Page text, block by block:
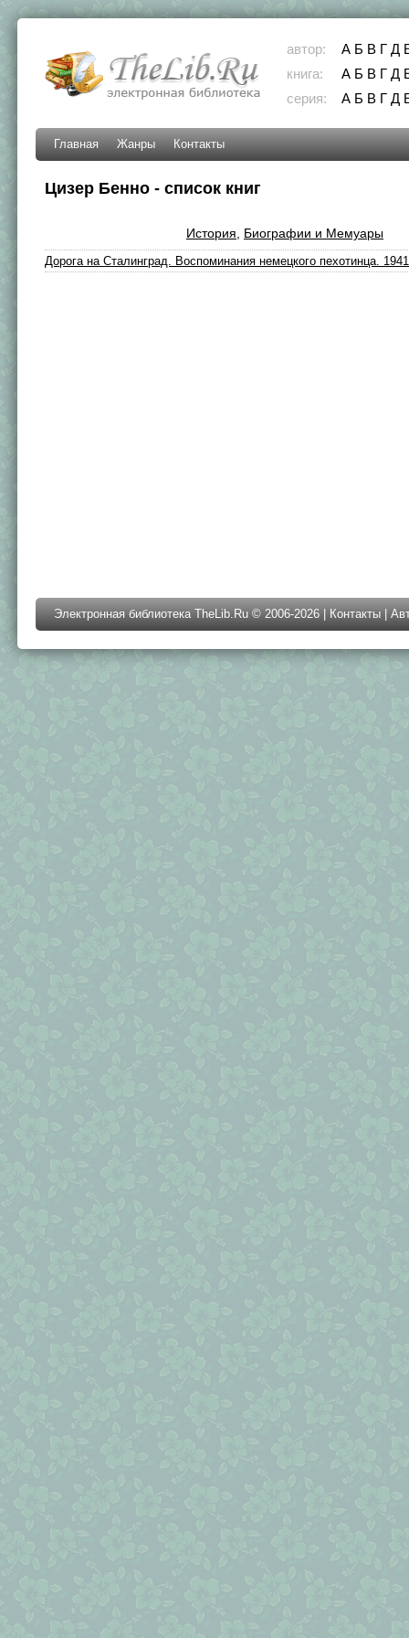
автор: А Б В Г Д
книга:
А Б В Г Д
серия:
А Б В Г Д
Главная Жанры Контакты
Цизер Бенно - список книг
История Биографии и Мемуары
Дорога на Сталинград. Воспоминания немецкого пехотинца.
Электронная библиотека TheLib.Ru © 2006-2026 | Контакты |